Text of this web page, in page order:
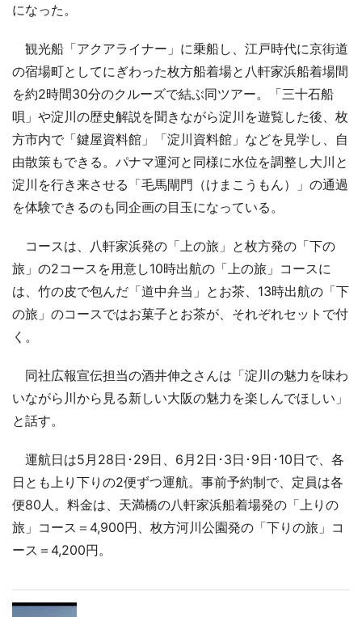
になった。
観光船「アクアライナー」に乗船し、江戸時代に京街道
の宿場町としてにぎわった枚方船着場と八軒家浜船着場間
を約2時間30分のクルーズで結ぶ同ツアー。「三十石船
唄」や淀川の歴史解説を聞きながら淀川を遊覧した後、枚
方市内で「鍵屋資料館」「淀川資料館」などを見学し、自
由散策もできる。パナマ運河と同様に水位を調整し大川と
淀川を行き来させる「毛馬閘門（けまこうもん）」の通過
を体験できるのも同企画の目玉になっている。
コースは、八軒家浜発の「上の旅」と枚方発の「下の
旅」の2コースを用意し10時出航の「上の旅」コースに
は、竹の皮で包んだ「道中弁当」とお茶、13時出航の「下
の旅」のコースではお菓子とお茶が、それぞれセットで付
く。
同社広報宣伝担当の酒井伸之さんは「淀川の魅力を味わ
いながら川から見る新しい大阪の魅力を楽しんでほしい」
と話す。
運航日は5月28日･29日、6月2日･3日･9日･10日で、各
日とも上り下りの2便ずつ運航。事前予約制で、定員は各
便80人。料金は、天満橋の八軒家浜船着場発の「上りの
旅」コース＝4,900円、枚方河川公園発の「下りの旅」コ
ース＝4,200円。